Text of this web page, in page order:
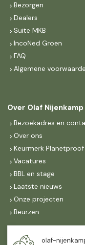
Bezorgen
Dealers
Suite MKB
IncoNed Groen
FAQ
Algemene
Over Olaf Nijenkamp
Bezoekadres en
Over ons
Keurmerk Planetproof
Vacatures
BBL en stage
Laatste nieuws
Onze projecten
Beurzen
Maandag t/m vrijdag
olaf-